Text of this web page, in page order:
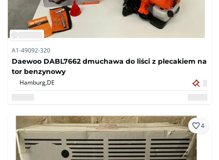
A1-49092-320
Daewoo DABL7662 dmuchawa do liści z plecakiem na
tor benzynowy
Hamburg,DE
4